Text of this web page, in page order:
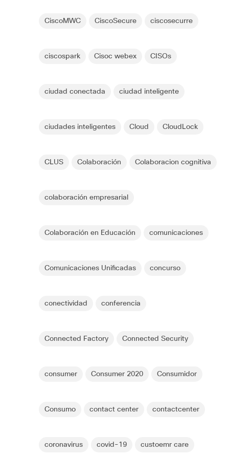
CiscoMWC CiscoSecure ciscosecurre
ciscospark Cisoc webex CISOs
ciudad conectada ciudad inteligente
ciudades inteligentes Cloud CloudLock
CLUS Colaboración Colaboracion cognitiva
colaboración empresarial
Colaboración en Educación comunicaciones
Comunicaciones Unificadas concurso
conectividad conferencia
Connected Factory Connected Security
consumer Consumer 2020 Consumidor
Consumo contact center contactcenter
coronavirus covid-19 custoemr care